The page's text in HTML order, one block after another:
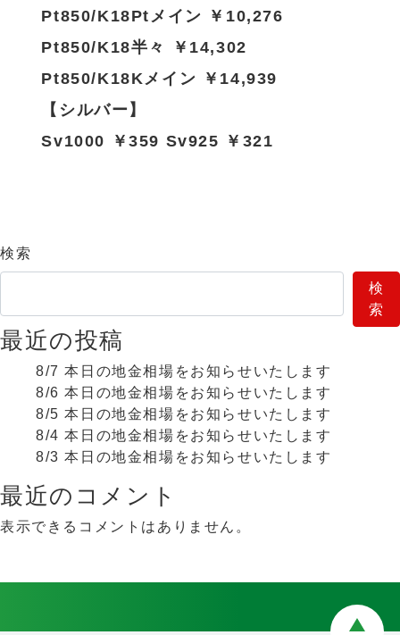
Pt850/K18Ptメイン ￥10,276
Pt850/K18半々 ￥14,302
Pt850/K18Kメイン ￥14,939
【シルバー】
Sv1000 ￥359 Sv925 ￥321
検索
検
索
最近の投稿
8/7 本日の地金相場をお知らせいたします
8/6 本日の地金相場をお知らせいたします
8/5 本日の地金相場をお知らせいたします
8/4 本日の地金相場をお知らせいたします
8/3 本日の地金相場をお知らせいたします
最近のコメント
表示できるコメントはありません。